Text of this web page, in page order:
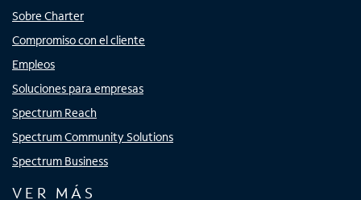
Sobre Charter
Compromiso con el cliente
Empleos
Soluciones para empresas
Spectrum Reach
Spectrum Community Solutions
Spectrum Business
VER MÁS